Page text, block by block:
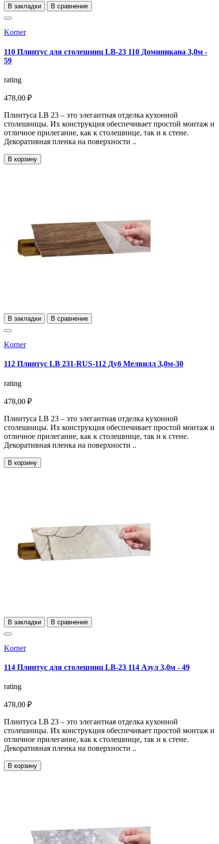
В закладки В сравнение
Korner
110 Плинтус для столешниц LB-23 110 Доминикана 3,0м -
59
rating
478,00 ₽
Плинтуса LB 23 – это элегантная отделка кухонной
столешницы. Их конструкция обеспечивает простой монтаж и
отличное прилегание, как к столешнице, так и к стене.
Декоративная пленка на поверхности ..
В корзину
В закладки В сравнение
Korner
112 Плинтус LB 231-RUS-112 Дуб Мелвилл 3,0м-30
rating
478,00 ₽
Плинтуса LB 23 – это элегантная отделка кухонной
столешницы. Их конструкция обеспечивает простой монтаж и
отличное прилегание, как к столешнице, так и к стене.
Декоративная пленка на поверхности ..
В корзину
В закладки В сравнение
Korner
114 Плинтус для столешниц LB-23 114 Азул 3,0м - 49
rating
478,00 ₽
Плинтуса LB 23 – это элегантная отделка кухонной
столешницы. Их конструкция обеспечивает простой монтаж и
отличное прилегание, как к столешнице, так и к стене.
Декоративная пленка на поверхности ..
В корзину